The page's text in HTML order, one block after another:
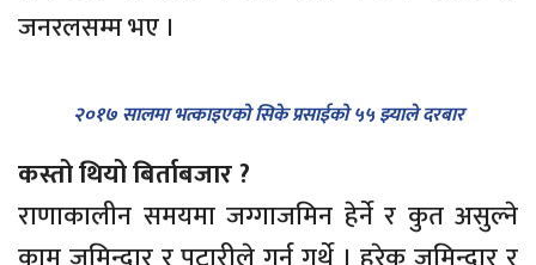
जनरलसम्म भए ।
२०१७ सालमा भत्काइएको सिके प्रसाईको ५५ झ्याले दरबार
कस्तो थियो बिर्ताबजार ?
राणाकालीन समयमा जग्गाजमिन हेर्ने र कुत असुल्ने